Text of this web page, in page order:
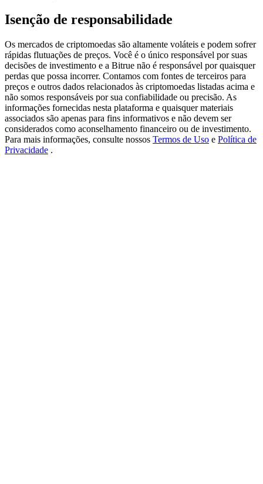
Precious Metals Trading Carnival
Trade Gold & Silver · 33,333 USDT Bonus
USDT New User Exclusive 10% APR
USDT Flexible Staking | Daily Rewards
Isenção de responsabilidade
Os mercados de criptomoedas são altamente voláteis e podem sofrer
rápidas flutuações de preços. Você é o único responsável por suas
decisões de investimento e a Bitrue não é responsável por quaisquer
perdas que possa incorrer. Contamos com fontes de terceiros para
preços e outros dados relacionados às criptomoedas listadas acima e
não somos responsáveis por sua confiabilidade ou precisão. As
informações fornecidas nesta plataforma e quaisquer materiais
associados são apenas para fins informativos e não devem ser
considerados como aconselhamento financeiro ou de investimento.
Para mais informações, consulte nossos Termos de Uso e Política de
Privacidade .